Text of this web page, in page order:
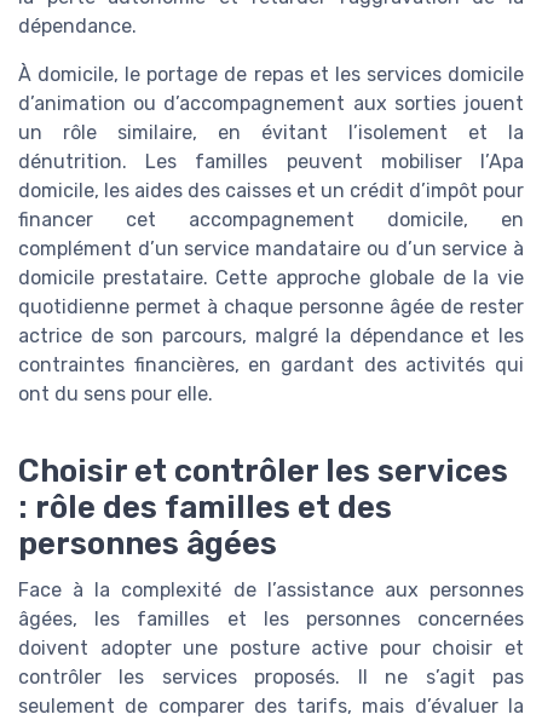
dépendance.
À domicile, le portage de repas et les services domicile
d’animation ou d’accompagnement aux sorties jouent
un rôle similaire, en évitant l’isolement et la
dénutrition. Les familles peuvent mobiliser l’Apa
domicile, les aides des caisses et un crédit d’impôt pour
financer cet accompagnement domicile, en
complément d’un service mandataire ou d’un service à
domicile prestataire. Cette approche globale de la vie
quotidienne permet à chaque personne âgée de rester
actrice de son parcours, malgré la dépendance et les
contraintes financières, en gardant des activités qui
ont du sens pour elle.
Choisir et contrôler les services
: rôle des familles et des
personnes âgées
Face à la complexité de l’assistance aux personnes
âgées, les familles et les personnes concernées
doivent adopter une posture active pour choisir et
contrôler les services proposés. Il ne s’agit pas
seulement de comparer des tarifs, mais d’évaluer la